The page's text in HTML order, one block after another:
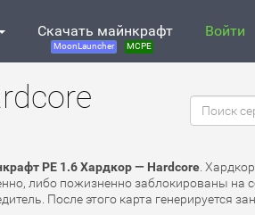
Скачать майнкрафт
MoonLauncher MCPE
Войти
PE 1.6 Хардкор — Hardcore .
либо пожизненно заблокированы на
После этого карта генерируется